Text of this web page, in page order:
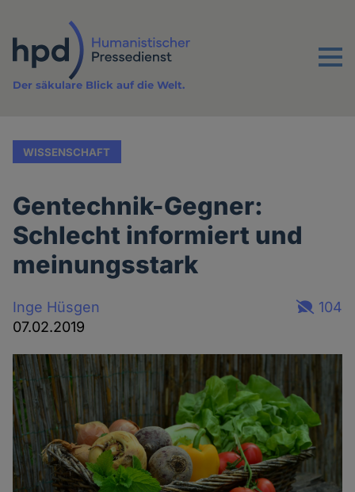
Inhalt
Menu
Der säkulare Blick auf die Welt.
WISSENSCHAFT
Gentechnik-Gegner:
Schlecht informiert und
meinungsstark
Inge Hüsgen
07.02.2019
104